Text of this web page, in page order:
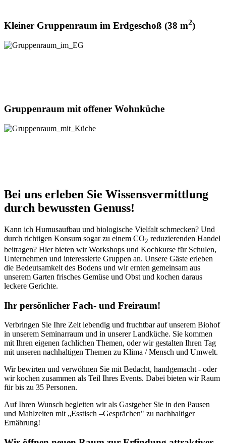
Kleiner Gruppenraum im Erdgeschoß (38 m2)
Gruppenraum mit offener Wohnküche
Bei uns erleben Sie Wissensvermittlung
durch bewussten Genuss!
Kann ich Humusaufbau und biologische Vielfalt schmecken? Und
durch richtigen Konsum sogar zu einem CO2 reduzierenden Handel
beitragen? Hier bieten wir Workshops und Kochkurse für Schulen,
Unternehmen und interessierte Gruppen an. Unsere Gäste erleben
die Bedeutsamkeit des Bodens und wir ernten gemeinsam aus
unserem Garten frisches Gemüse und Obst und kochen daraus
leckere Gerichte.
Ihr persönlicher Fach- und Freiraum!
Verbringen Sie Ihre Zeit lebendig und fruchtbar auf unserem Biohof
in unserem Seminarraum und in unserer Landküche. Sie kommen
mit Ihren eigenen fachlichen Themen, oder wir gestalten Ihren Tag
mit unseren nachhaltigen Themen zu Klima / Mensch und Umwelt.
Wir bewirten und verwöhnen Sie mit Bedacht, handgemacht - oder
wir kochen zusammen als Teil Ihres Events. Dabei bieten wir Raum
für bis zu 35 Personen.
Auf Ihren Wunsch begleiten wir als Gastgeber Sie in den Pausen
und Mahlzeiten mit „Esstisch –Gesprächen" zu nachhaltiger
Ernährung!